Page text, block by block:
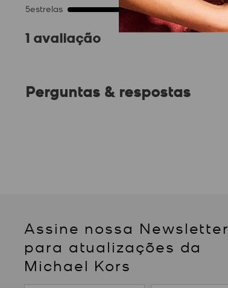
5estrelas
1 avaliação
Perguntas & respostas
Assine nossa Newsletter
para atualizações da
Michael Kors